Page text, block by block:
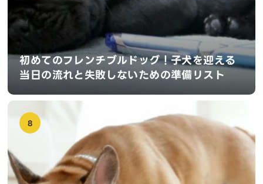
初めてのフレンチブルドッグ！子犬を迎える
当日の流れと失敗しないための準備リスト
8